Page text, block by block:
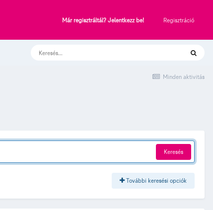
Már regisztráltál? Jelentkezz be! Regisztráció
Minden aktivitás
Keresés
További keresési opciók